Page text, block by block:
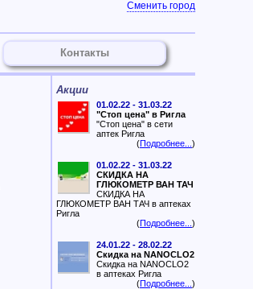
Сменить город
Контакты
Акции
01.02.22 - 31.03.22
"Стоп цена" в Ригла
"Стоп цена" в сети
аптек Ригла
(Подробнее... )
01.02.22 - 31.03.22
СКИДКА НА
ГЛЮКОМЕТР ВАН ТАЧ
СКИДКА НА
ГЛЮКОМЕТР ВАН ТАЧ в аптеках
Ригла
(Подробнее... )
24.01.22 - 28.02.22
Скидка на NANOCLO2
Скидка на NANOCLO2
в аптеках Ригла
(Подробнее... )